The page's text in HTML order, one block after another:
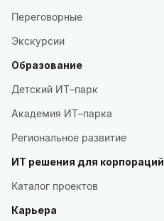
Переговорные
Экскурсии
Образование
Детский ИТ–парк
Академия ИТ–парка
Региональное развитие
ИТ решения для корпораций
Каталог проектов
Карьера